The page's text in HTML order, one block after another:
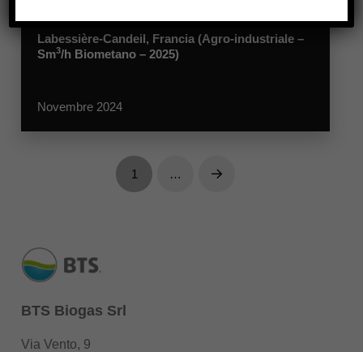
Labessière-Candeil, Francia (Agro-industriale –
Sm3/h Biometano – 2025)
Novembre 2024
1 … Next
BTS Biogas Srl
Via Vento, 9